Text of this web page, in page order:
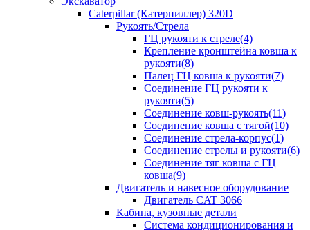
Caterpillar (Катерпиллер) 320D
Рукоять/Стрела
ГЦ рукояти к стреле(4)
Крепление кронштейна ковша к
рукояти(8)
Палец ГЦ ковша к рукояти(7)
Соединение ГЦ рукояти к
рукояти(5)
Соединение ковш-рукоять(11)
Соединение ковша с тягой(10)
Соединение стрела-корпус(1)
Соединение стрелы и рукояти(6)
Соединение тяг ковша с ГЦ
ковша(9)
Двигатель и навесное оборудование
Двигатель CAT 3066
Кабина, кузовные детали
Система кондиционирования и